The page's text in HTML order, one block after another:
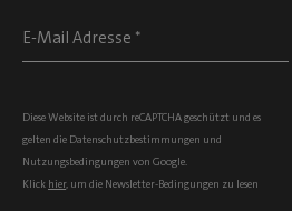
Diese Website ist durch reCAPTCHA geschützt und es
gelten die Datenschutzbestimmungen und
Nutzungsbedingungen von Google.
Klick hier, um die Newsletter-Bedingungen zu lesen